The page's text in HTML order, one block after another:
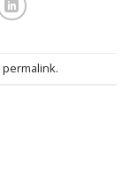
permalink.